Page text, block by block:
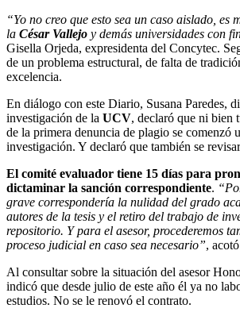
“Yo no creo que esto sea un caso aislado, es
la César Vallejo y demás universidades con
Gisella Orjeda, expresidenta del Concytec.
de un problema estructural, de falta de
excelencia.
En diálogo con este Diario, Susana Paredes,
investigación de la UCV, declaró que ni bien
de la primera denuncia de plagio se comenzó
investigación. Y declaró que también se
El comité evaluador tiene 15 días para
dictaminar la sanción correspondiente.
grave correspondería la nulidad del grado
autores de la tesis y el retiro del trabajo de
repositorio. Y para el asesor, procederemos
proceso judicial en caso sea necesario”,
Al consultar sobre la situación del asesor
indicó que desde julio de este año él ya no
estudios. No se le renovó el contrato.